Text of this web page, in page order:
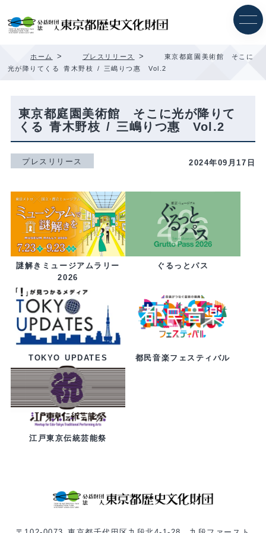
ホーム > プレスリリース >
東京都庭園美術館 そこに
光が降りてくる 青木野枝 / 三嶋りつ惠 Vol.2
東京都庭園美術館 そこに光が降りて
くる 青木野枝 / 三嶋りつ惠 Vol.2
プレスリリース 2024年09月17日
謎解きミュージアムラリー
2026
ぐるっとパス
TOKYO UPDATES 都民音楽フェスティバル
江戸東京伝統芸能祭